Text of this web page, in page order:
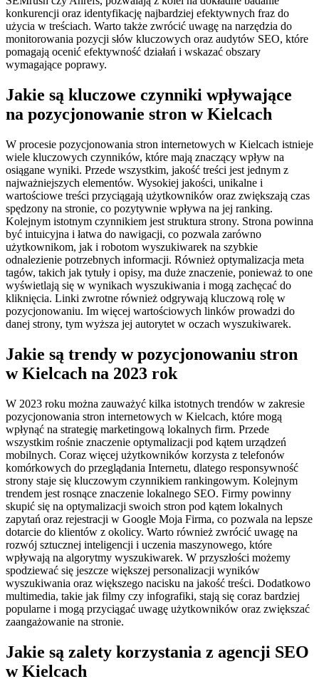
konkurencji oraz identyfikację najbardziej efektywnych fraz do
użycia w treściach. Warto także zwrócić uwagę na narzędzia do
monitorowania pozycji słów kluczowych oraz audytów SEO, które
pomagają ocenić efektywność działań i wskazać obszary
wymagające poprawy.
Jakie są kluczowe czynniki wpływające
na pozycjonowanie stron w Kielcach
W procesie pozycjonowania stron internetowych w Kielcach istnieje
wiele kluczowych czynników, które mają znaczący wpływ na
osiągane wyniki. Przede wszystkim, jakość treści jest jednym z
najważniejszych elementów. Wysokiej jakości, unikalne i
wartościowe treści przyciągają użytkowników oraz zwiększają czas
spędzony na stronie, co pozytywnie wpływa na jej ranking.
Kolejnym istotnym czynnikiem jest struktura strony. Strona powinna
być intuicyjna i łatwa do nawigacji, co pozwala zarówno
użytkownikom, jak i robotom wyszukiwarek na szybkie
odnalezienie potrzebnych informacji. Również optymalizacja meta
tagów, takich jak tytuły i opisy, ma duże znaczenie, ponieważ to one
wyświetlają się w wynikach wyszukiwania i mogą zachęcać do
kliknięcia. Linki zwrotne również odgrywają kluczową rolę w
pozycjonowaniu. Im więcej wartościowych linków prowadzi do
danej strony, tym wyższa jej autorytet w oczach wyszukiwarek.
Jakie są trendy w pozycjonowaniu stron
w Kielcach na 2023 rok
W 2023 roku można zauważyć kilka istotnych trendów w zakresie
pozycjonowania stron internetowych w Kielcach, które mogą
wpłynąć na strategię marketingową lokalnych firm. Przede
wszystkim rośnie znaczenie optymalizacji pod kątem urządzeń
mobilnych. Coraz więcej użytkowników korzysta z telefonów
komórkowych do przeglądania Internetu, dlatego responsywność
strony staje się kluczowym czynnikiem rankingowym. Kolejnym
trendem jest rosnące znaczenie lokalnego SEO. Firmy powinny
skupić się na optymalizacji swoich stron pod kątem lokalnych
zapytań oraz rejestracji w Google Moja Firma, co pozwala na lepsze
dotarcie do klientów z okolicy. Warto również zwrócić uwagę na
rozwój sztucznej inteligencji i uczenia maszynowego, które
wpływają na algorytmy wyszukiwarek. W przyszłości możemy
spodziewać się jeszcze większej personalizacji wyników
wyszukiwania oraz większego nacisku na jakość treści. Dodatkowo
multimedia, takie jak filmy czy infografiki, stają się coraz bardziej
popularne i mogą przyciągać uwagę użytkowników oraz zwiększać
zaangażowanie na stronie.
Jakie są zalety korzystania z agencji SEO
w Kielcach